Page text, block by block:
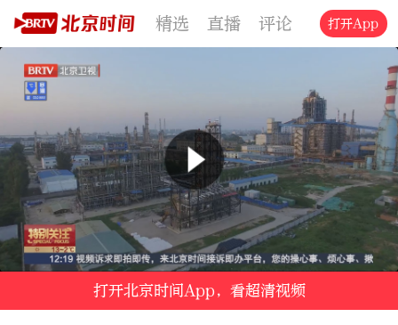
精选 直播 评论 交通 文旅
打开App
打开北京时间App，看超清视频